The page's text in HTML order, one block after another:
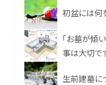
初盆には何
「お墓が傾
事は大切で
生前建墓に